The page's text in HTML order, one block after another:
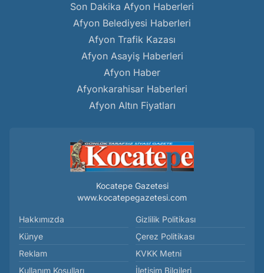
Son Dakika Afyon Haberleri
Afyon Belediyesi Haberleri
Afyon Trafik Kazası
Afyon Asayiş Haberleri
Afyon Haber
Afyonkarahisar Haberleri
Afyon Altın Fiyatları
Kocatepe Gazetesi
www.kocatepegazetesi.com
Hakkımızda
Künye
Reklam
Kullanım Koşulları
Gizlilik Politikası
Çerez Politikası
KVKK Metni
İletişim Bilgileri